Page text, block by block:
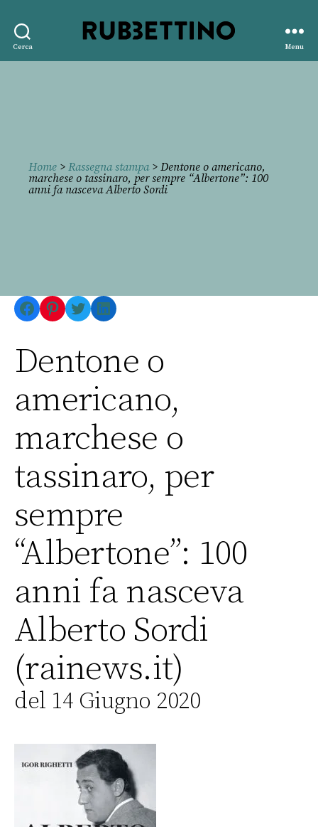
Cerca
editore
Menu
Home > Rassegna stampa> Dentone o americano,
marchese o tassinaro, per sempre “Albertone”: 100
anni fa nasceva Alberto Sordi
Facebook
Pinterest
TwitterLinkedIn
Dentone o
americano,
marchese o
tassinaro, per
sempre
“Albertone”: 100
anni fa nasceva
Alberto Sordi
(rainews.it)
del 14 Giugno 2020